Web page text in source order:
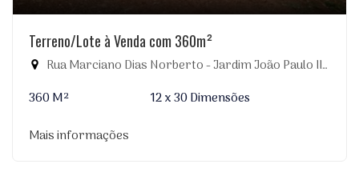
Terreno/Lote à Venda com 360m²
Rua Marciano Dias Norberto - Jardim João Paulo II, Dourados-MS
360 M²
12 x 30 Dimensões
Mais informações